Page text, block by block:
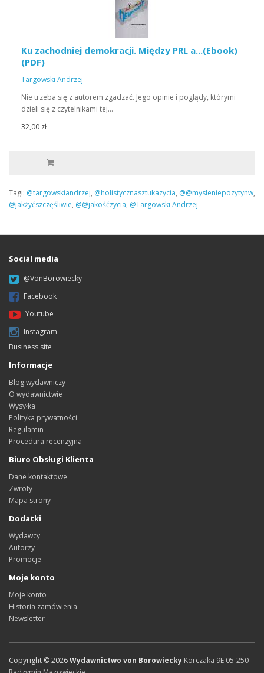
Ku zachodniej demokracji. Między PRL a...(Ebook)
(PDF)
Targowski Andrzej
Nie trzeba się z autorem zgadzać. Jego opinie i poglądy, którymi
dzieli się z czytelnikami tej…
32,00 zł
Tagi: @targowskiandrzej, @holistycznasztukazycia, @@mysleniepozytynw,
@jakżyćszczęśliwie, @@jakośćzycia, @Targowski Andrzej
Social media
@VonBorowiecky
Facebook
Youtube
Instagram
Business.site
Informacje
Blog wydawniczy
O wydawnictwie
Wysyłka
Polityka prywatności
Regulamin
Procedura recenzyjna
Biuro Obsługi Klienta
Dane kontaktowe
Zwroty
Mapa strony
Dodatki
Wydawcy
Autorzy
Promocje
Moje konto
Moje konto
Historia zamówienia
Newsletter
Copyright ©2026Wydawnictwo von Borowiecky Korczaka 9E 05-250